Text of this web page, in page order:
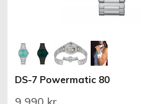
DS-7 Powermatic 80